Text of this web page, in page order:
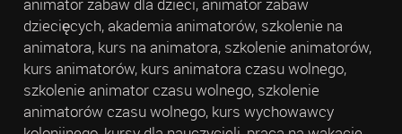
dziecięcych, akademia animatorów, szkolenie na
animatora, kurs na animatora, szkolenie animatorów,
kurs animatorów, kurs animatora czasu wolnego,
szkolenie animator czasu wolnego, szkolenie
animatorów czasu wolnego, kurs wychowawcy